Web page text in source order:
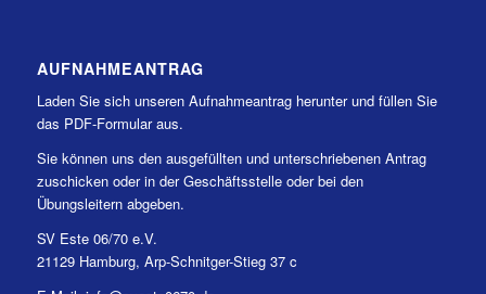
AUFNAHMEANTRAG
Laden Sie sich unseren Aufnahmeantrag herunter und füllen Sie
das PDF-Formular aus.
Sie können uns den ausgefüllten und unterschriebenen Antrag
zuschicken oder in der Geschäftsstelle oder bei den
Übungsleitern abgeben.
SV Este 06/70 e.V.
21129 Hamburg, Arp-Schnitger-Stieg 37 c